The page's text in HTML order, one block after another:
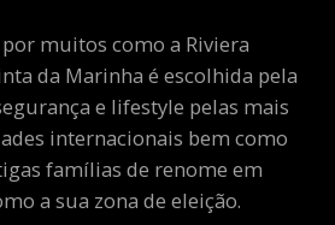
muitos como a Riviera
da Marinha é escolhida pela
e lifestyle pelas mais
internacionais bem como
famílias de renome em
a sua zona de eleição.